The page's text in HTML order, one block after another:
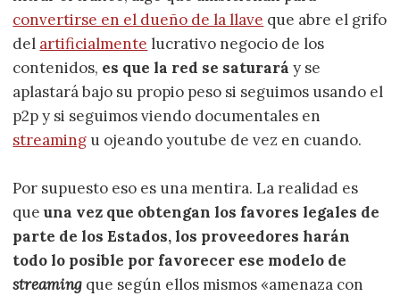
convertirse en el dueño de la llave que abre el grifo
del artificialmente lucrativo negocio de los
contenidos, es que la red se saturará y se
aplastará bajo su propio peso si seguimos usando el
p2p y si seguimos viendo documentales en
streaming u ojeando youtube de vez en cuando.
Por supuesto eso es una mentira. La realidad es
queuna vez que obtengan los favores legales de
parte de los Estados, los proveedores harán
todo lo posible por favorecer ese modelo de
streaming que según ellos mismos «amenaza con